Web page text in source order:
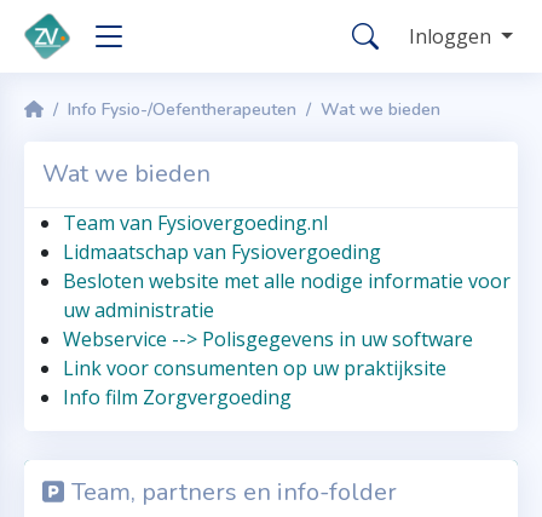
Inloggen
Info Fysio-/Oefentherapeuten Wat we bieden
Wat we bieden
Team van Fysiovergoeding.nl
Lidmaatschap van Fysiovergoeding
Besloten website met alle nodige informatie voor
uw administratie
Webservice --> Polisgegevens in uw software
Link voor consumenten op uw praktijksite
Info film Zorgvergoeding
Team, partners en info-folder